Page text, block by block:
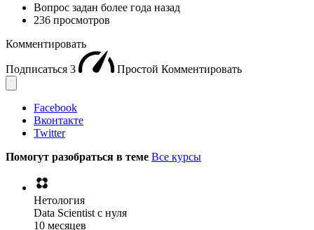
Вопрос задан более года назад
236 просмотров
Комментировать
Подписаться 3 Простой Комментировать
Facebook
Вконтакте
Twitter
Помогут разобраться в теме Все курсы
Нетология
Data Scientist с нуля
10 месяцев